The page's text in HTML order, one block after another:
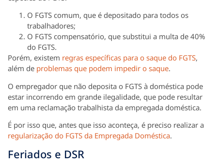
O FGTS comum, que é depositado para todos os
trabalhadores;
O FGTS compensatório, que substitui a multa de 40%
do FGTS.
Porém, existem regras específicas para o saque do FGTS,
além de problemas que podem impedir o saque.
O empregador que não deposita o FGTS à doméstica pode
estar incorrendo em grande ilegalidade, que pode resultar
em uma reclamação trabalhista da empregada doméstica.
É por isso que, antes que isso aconteça, é preciso realizar a
regularização do FGTS da Empregada Doméstica.
Feriados e DSR